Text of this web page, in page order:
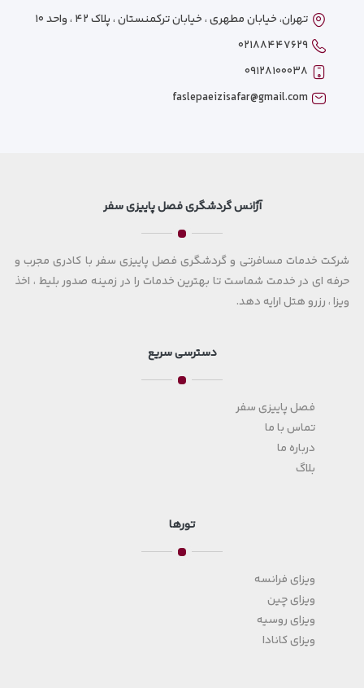
تهران، خیابان مطهری ، خیابان ترکمنستان ، پلاک ۴۲ ، واحد ۱۰
۰۲۱۸۸۴۴۷۶۲۹
۰۹۱۲۸۱۰۰۰۳۸
faslepaeizisafar@gmail.com
آژانس گردشگری فصل پاییزی سفر
شرکت خدمات مسافرتی و گردشگری فصل پاییزی سفر با کادری مجرب و
حرفه ای در خدمت شماست تا بهترین خدمات را در زمینه صدور بلیط ، اخذ
ویزا ، رزرو هتل ارایه دهد.
دسترسی سریع
فصل پاییزی سفر
تماس با ما
درباره ما
بلاگ
تورها
ویزای فرانسه
ویزای چین
ویزای روسیه
ویزای کانادا